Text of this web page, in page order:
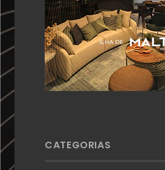
CATEGORIAS